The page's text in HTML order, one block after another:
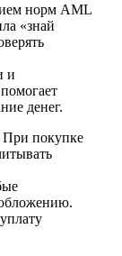
норм AML
«знай
и
денег.
При покупке